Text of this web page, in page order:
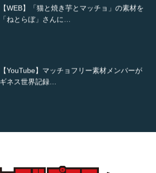
【WEB】「猫と焼き芋とマッチョ」の素材を
「ねとらぼ」さんに…
【YouTube】マッチョフリー素材メンバーが
ギネス世界記録…